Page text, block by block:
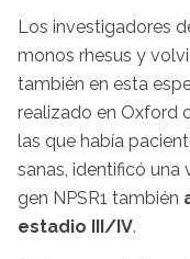
Los investigadores
monos rhesus y
también en esta
realizado en Oxford
las que había
sanas, identificó una
gen NPSR1 también
estadio III/IV.